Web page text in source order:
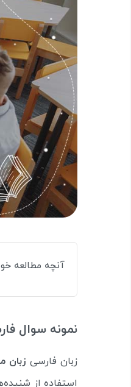
آنچه مطالعه
نمونه سوال
زبان فارسی زبان
استفاده از